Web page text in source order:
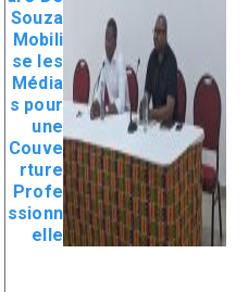
Souza
Mobili
se les
Média
s pour
une
Couve
rture
Profe
ssionn
elle